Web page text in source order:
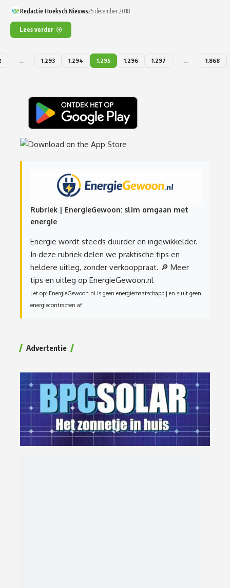
Redactie Hoeksch Nieuws25 december 2018
Lees verder
… 1.293 1.294 1.295 1.296 1.297 … 1.868
Rubriek | EnergieGewoon: slim omgaan met
energie
Energie wordt steeds duurder en ingewikkelder.
In deze rubriek delen we praktische tips en
heldere uitleg, zonder verkooppraat. 🔎 Meer
tips en uitleg op EnergieGewoon.nl
Let op: EnergieGewoon.nl is geen energiemaatschappij en sluit geen
energiecontracten af.
Advertentie